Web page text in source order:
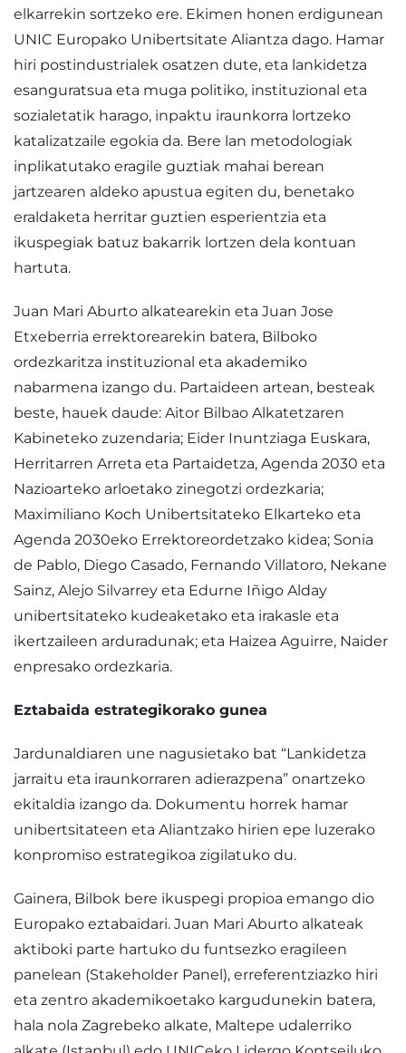
elkarrekin sortzeko ere. Ekimen honen erdigunean
UNIC Europako Unibertsitate Aliantza dago. Hamar
hiri postindustrialek osatzen dute, eta lankidetza
esanguratsua eta muga politiko, instituzional eta
sozialetatik harago, inpaktu iraunkorra lortzeko
katalizatzaile egokia da. Bere lan metodologiak
inplikatutako eragile guztiak mahai berean
jartzearen aldeko apustua egiten du, benetako
eraldaketa herritar guztien esperientzia eta
ikuspegiak batuz bakarrik lortzen dela kontuan
hartuta.
Juan Mari Aburto alkatearekin eta Juan Jose
Etxeberria errektorearekin batera, Bilboko
ordezkaritza instituzional eta akademiko
nabarmena izango du. Partaideen artean, besteak
beste, hauek daude: Aitor Bilbao Alkatetzaren
Kabineteko zuzendaria; Eider Inuntziaga Euskara,
Herritarren Arreta eta Partaidetza, Agenda 2030 eta
Nazioarteko arloetako zinegotzi ordezkaria;
Maximiliano Koch Unibertsitateko Elkarteko eta
Agenda 2030eko Errektoreordetzako kidea; Sonia
de Pablo, Diego Casado, Fernando Villatoro, Nekane
Sainz, Alejo Silvarrey eta Edurne Iñigo Alday
unibertsitateko kudeaketako eta irakasle eta
ikertzaileen arduradunak; eta Haizea Aguirre, Naider
enpresako ordezkaria.
Eztabaida estrategikorako gunea
Jardunaldiaren une nagusietako bat “Lankidetza
jarraitu eta iraunkorraren adierazpena” onartzeko
ekitaldia izango da. Dokumentu horrek hamar
unibertsitateen eta Aliantzako hirien epe luzerako
konpromiso estrategikoa zigilatuko du.
Gainera, Bilbok bere ikuspegi propioa emango dio
Europako eztabaidari. Juan Mari Aburto alkateak
aktiboki parte hartuko du funtsezko eragileen
panelean (Stakeholder Panel), erreferentziazko hiri
eta zentro akademikoetako kargudunekin batera,
hala nola Zagrebeko alkate, Maltepe udalerriko